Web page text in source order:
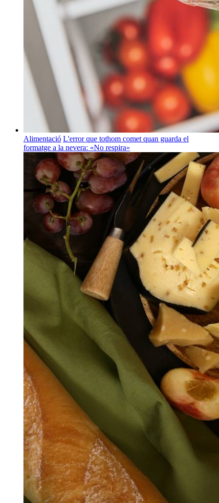
Alimentació L'error que tothom comet quan guarda el
formatge a la nevera: «No respira»